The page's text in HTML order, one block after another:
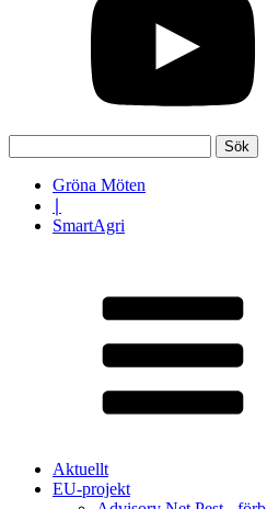
efter:
Gröna Möten
SmartAgri
Aktuellt
EU-projekt